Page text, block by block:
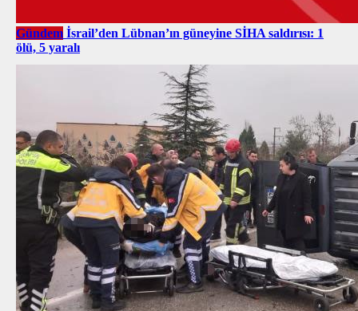
Gündem İsrail’den Lübnan’ın güneyine SİHA saldırısı: 1
ölü, 5 yaralı